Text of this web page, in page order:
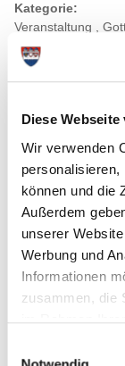
Diese
Wir verwenden
können und die
Außerdem
unserer
Werbung und
Informationen
zusammen, die
Kategorie:
Veranstaltung ,